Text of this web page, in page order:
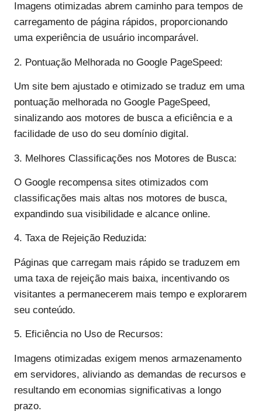
Imagens otimizadas abrem caminho para tempos de
carregamento de página rápidos, proporcionando
uma experiência de usuário incomparável.
2. Pontuação Melhorada no Google PageSpeed:
Um site bem ajustado e otimizado se traduz em uma
pontuação melhorada no Google PageSpeed,
sinalizando aos motores de busca a eficiência e a
facilidade de uso do seu domínio digital.
3. Melhores Classificações nos Motores de Busca:
O Google recompensa sites otimizados com
classificações mais altas nos motores de busca,
expandindo sua visibilidade e alcance online.
4. Taxa de Rejeição Reduzida:
Páginas que carregam mais rápido se traduzem em
uma taxa de rejeição mais baixa, incentivando os
visitantes a permanecerem mais tempo e explorarem
seu conteúdo.
5. Eficiência no Uso de Recursos:
Imagens otimizadas exigem menos armazenamento
em servidores, aliviando as demandas de recursos e
resultando em economias significativas a longo
prazo.